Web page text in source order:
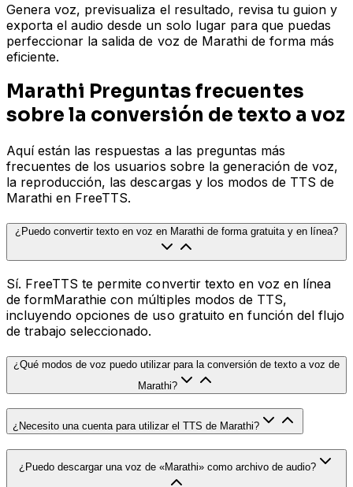
Genera voz, previsualiza el resultado, revisa tu guion y
exporta el audio desde un solo lugar para que puedas
perfeccionar la salida de voz de Marathi de forma más
eficiente.
Marathi Preguntas frecuentes
sobre la conversión de texto a voz
Aquí están las respuestas a las preguntas más
frecuentes de los usuarios sobre la generación de voz,
la reproducción, las descargas y los modos de TTS de
Marathi en FreeTTS.
¿Puedo convertir texto en voz en Marathi de forma gratuita y en línea?
Sí. FreeTTS te permite convertir texto en voz en línea
de formMarathie con múltiples modos de TTS,
incluyendo opciones de uso gratuito en función del flujo
de trabajo seleccionado.
¿Qué modos de voz puedo utilizar para la conversión de texto a voz de
Marathi?
¿Necesito una cuenta para utilizar el TTS de Marathi?
¿Puedo descargar una voz de «Marathi» como archivo de audio?